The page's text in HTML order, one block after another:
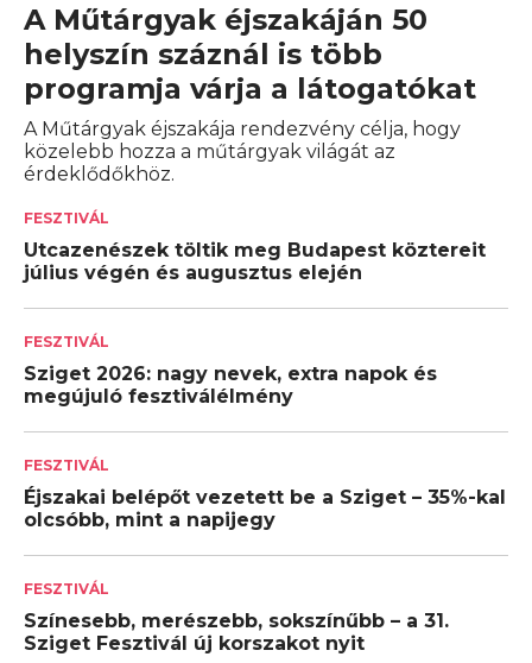
A Műtárgyak éjszakáján 50
helyszín száznál is több
programja várja a látogatókat
A Műtárgyak éjszakája rendezvény célja, hogy
közelebb hozza a műtárgyak világát az
érdeklődőkhöz.
FESZTIVÁL
Utcazenészek töltik meg Budapest köztereit
július végén és augusztus elején
FESZTIVÁL
Sziget 2026: nagy nevek, extra napok és
megújuló fesztiválélmény
FESZTIVÁL
Éjszakai belépőt vezetett be a Sziget – 35%-kal
olcsóbb, mint a napijegy
FESZTIVÁL
Színesebb, merészebb, sokszínűbb – a 31.
Sziget Fesztivál új korszakot nyit